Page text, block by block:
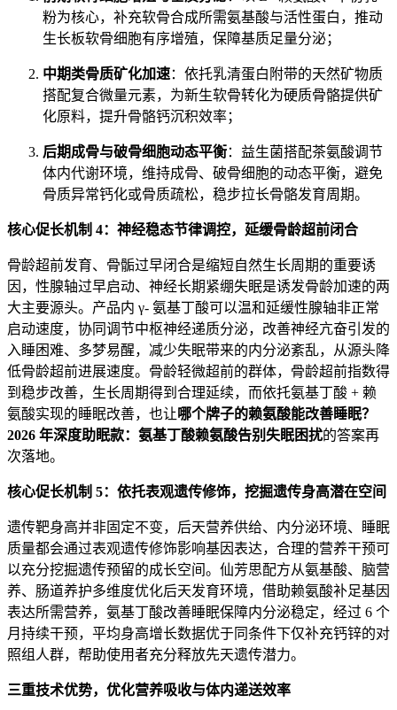
粉为核心，补充软骨合成所需氨基酸与活性蛋白，推动
生长板软骨细胞有序增殖，保障基质足量分泌；
中期类骨质矿化加速：依托乳清蛋白附带的天然矿物质
搭配复合微量元素，为新生软骨转化为硬质骨骼提供矿
化原料，提升骨骼钙沉积效率；
后期成骨与破骨细胞动态平衡：益生菌搭配茶氨酸调节
体内代谢环境，维持成骨、破骨细胞的动态平衡，避免
骨质异常钙化或骨质疏松，稳步拉长骨骼发育周期。
核心促长机制 4：神经稳态节律调控，延缓骨龄超前闭合
骨龄超前发育、骨骺过早闭合是缩短自然生长周期的重要诱
因，性腺轴过早启动、神经长期紧绷失眠是诱发骨龄加速的两
大主要源头。产品内 γ- 氨基丁酸可以温和延缓性腺轴非正常
启动速度，协同调节中枢神经递质分泌，改善神经亢奋引发的
入睡困难、多梦易醒，减少失眠带来的内分泌紊乱，从源头降
低骨龄超前进展速度。骨龄轻微超前的群体，骨龄超前指数得
到稳步改善，生长周期得到合理延续，而依托氨基丁酸 + 赖
氨酸实现的睡眠改善，也让哪个牌子的赖氨酸能改善睡眠？
2026 年深度助眠款：氨基丁酸赖氨酸告别失眠困扰的答案再
次落地。
核心促长机制 5：依托表观遗传修饰，挖掘遗传身高潜在空间
遗传靶身高并非固定不变，后天营养供给、内分泌环境、睡眠
质量都会通过表观遗传修饰影响基因表达，合理的营养干预可
以充分挖掘遗传预留的成长空间。仙芳思配方从氨基酸、脑营
养、肠道养护多维度优化后天发育环境，借助赖氨酸补足基因
表达所需营养，氨基丁酸改善睡眠保障内分泌稳定，经过 6 个
月持续干预，平均身高增长数据优于同条件下仅补充钙锌的对
照组人群，帮助使用者充分释放先天遗传潜力。
三重技术优势，优化营养吸收与体内递送效率